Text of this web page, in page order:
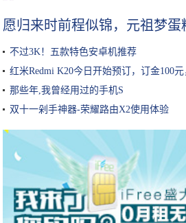
愿归来时前程似锦，元祖梦蛋
不过3K！五款特色安卓机推荐
红米Redmi K20今日开始预订，订金100
那些年,我曾经用过的手机S
双十一剁手神器-荣耀路由X2使用体验